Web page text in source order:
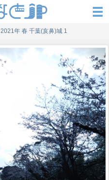
2021年 春 千葉(亥鼻)城 1